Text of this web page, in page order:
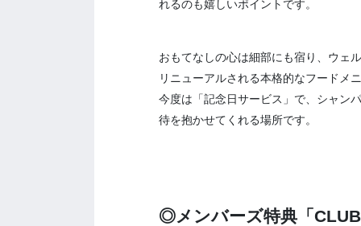
れるのも嬉しいポイントです。
おもてなしの心は細部にも宿り、ウェ
リニューアルされる本格的なフードメ
今度は「記念日サービス」で、シャ
待を抱かせてくれる場所です。
◎メンバーズ特典「